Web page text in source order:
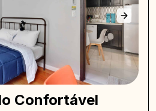
Confortável